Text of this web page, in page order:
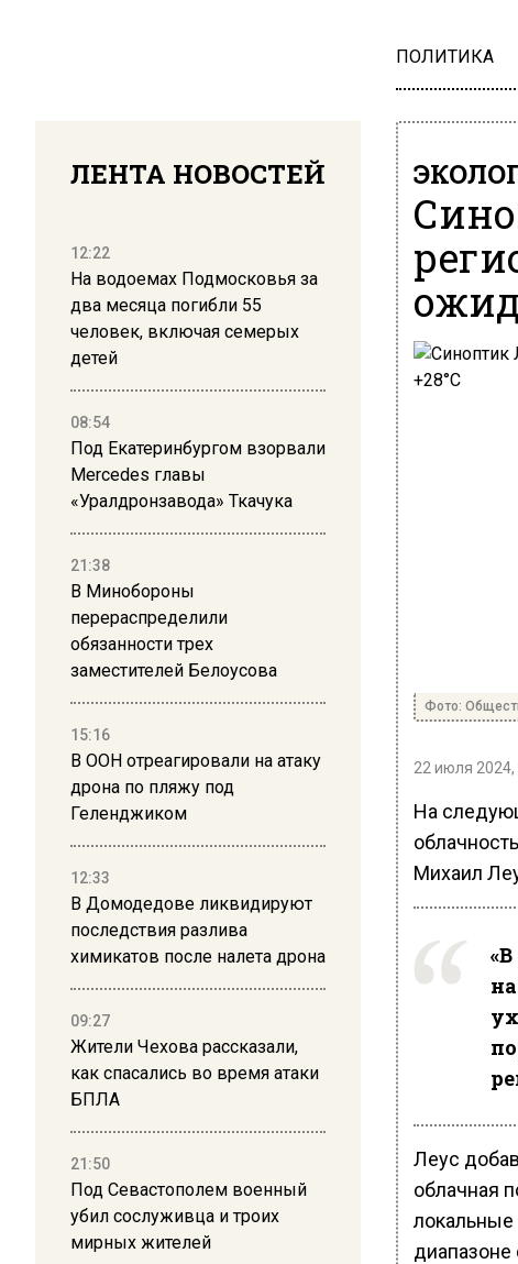
ПОЛИТИКА
ЛЕНТА НОВОСТЕЙ
12:22
На водоемах Подмосковья за
два месяца погибли 55
человек, включая семерых
детей
08:54
Под Екатеринбургом взорвали
Mercedes главы
«Уралдронзавода» Ткачука
21:38
В Минобороны
перераспределили
обязанности трех
заместителей Белоусова
15:16
В ООН отреагировали на атаку
дрона по пляжу под
Геленджиком
12:33
В Домодедове ликвидируют
последствия разлива
химикатов после налета дрона
09:27
Жители Чехова рассказали,
как спасались во время атаки
БПЛА
21:50
Под Севастополем военный
убил сослуживца и троих
мирных жителей
Фото:
22 июля 2024,
На
Михаил
Леус
облачная
локальные
диапазоне